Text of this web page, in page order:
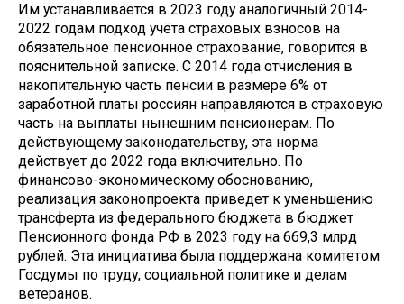
Им устанавливается в 2023 году аналогичный 2014-
2022 годам подход учёта страховых взносов на
обязательное пенсионное страхование, говорится в
пояснительной записке. С 2014 года отчисления в
накопительную часть пенсии в размере 6% от
заработной платы россиян направляются в страховую
часть на выплаты нынешним пенсионерам. По
действующему законодательству, эта норма
действует до 2022 года включительно. По
финансово-экономическому обоснованию,
реализация законопроекта приведет к уменьшению
трансферта из федерального бюджета в бюджет
Пенсионного фонда РФ в 2023 году на 669,3 млрд
рублей. Эта инициатива была поддержана комитетом
Госдумы по труду, социальной политике и делам
ветеранов.